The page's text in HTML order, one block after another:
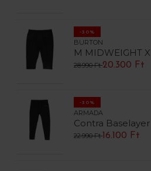
-30%
BURTON
M MIDWEIGHT
28.990 Ft20.300 Ft
-30%
ARMADA
Contra
22.990 Ft 16.100 Ft